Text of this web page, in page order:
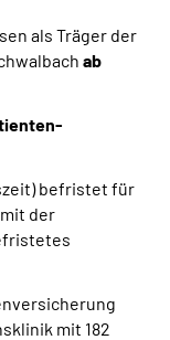
als Träger der
ab
befristet für
der
mit 182